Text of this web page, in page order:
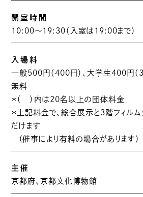
開室時間
10:00～19:30（入室は19:00まで）
入場料
一般500円（400円）、大学生400円（
無料
＊（ ）内は20名以上の団体料金
＊上記料金で、総合展示と3階フィル
だけます
(催事により有料の場合があります）
主催
京都府、京都文化博物館